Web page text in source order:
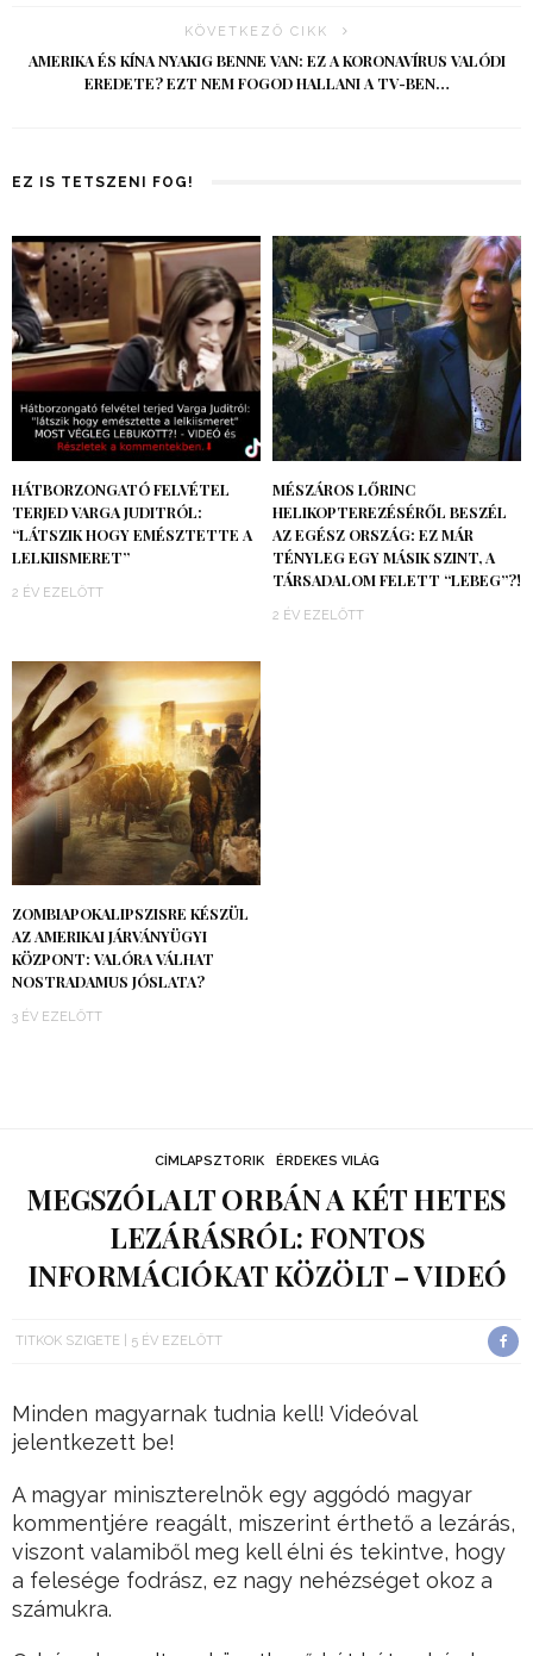
KÖVETKEZŐ CIKK
AMERIKA ÉS KÍNA NYAKIG BENNE VAN: EZ A KORONAVÍRUS VALÓDI
EREDETE? EZT NEM FOGOD HALLANI A TV-BEN…
EZ IS TETSZENI FOG!
HÁTBORZONGATÓ FELVÉTEL
TERJED VARGA JUDITRÓL:
“LÁTSZIK HOGY EMÉSZTETTE A
LELKIISMERET”
2 ÉV EZELŐTT
MÉSZÁROS LŐRINC
HELIKOPTEREZÉSÉRŐL BESZÉL
AZ EGÉSZ ORSZÁG: EZ MÁR
TÉNYLEG EGY MÁSIK SZINT, A
TÁRSADALOM FELETT “LEBEG”?!
2 ÉV EZELŐTT
ZOMBIAPOKALIPSZISRE KÉSZÜL
AZ AMERIKAI JÁRVÁNYÜGYI
KÖZPONT: VALÓRA VÁLHAT
NOSTRADAMUS JÓSLATA?
3 ÉV EZELŐTT
CÍMLAPSZTORIK ÉRDEKES VILÁG
MEGSZÓLALT ORBÁN A KÉT HETES
LEZÁRÁSRÓL: FONTOS
INFORMÁCIÓKAT KÖZÖLT – VIDEÓ
TITKOK SZIGETE 5 ÉV EZELŐTT
Minden magyarnak tudnia kell! Videóval
jelentkezett be!
A magyar miniszterelnök egy aggódó magyar
kommentjére reagált, miszerint érthető a lezárás,
viszont valamiből meg kell élni és tekintve, hogy
a felesége fodrász, ez nagy nehézséget okoz a
számukra.